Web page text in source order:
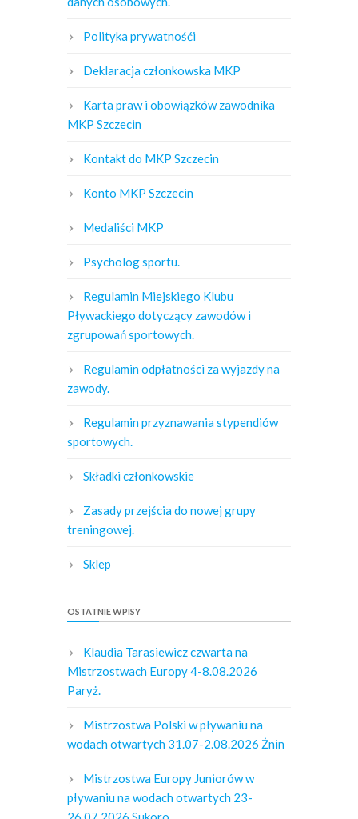
Polityka prywatnośći
Deklaracja członkowska MKP
Karta praw i obowiązków zawodnika
MKP Szczecin
Kontakt do MKP Szczecin
Konto MKP Szczecin
Medaliści MKP
Psycholog sportu.
Regulamin Miejskiego Klubu
Pływackiego dotyczący zawodów i
zgrupowań sportowych.
Regulamin odpłatności za wyjazdy na
zawody.
Regulamin przyznawania stypendiów
sportowych.
Składki członkowskie
Zasady przejścia do nowej grupy
treningowej.
Sklep
OSTATNIE WPISY
Klaudia Tarasiewicz czwarta na
Mistrzostwach Europy 4-8.08.2026
Paryż.
Mistrzostwa Polski w pływaniu na
wodach otwartych 31.07-2.08.2026 Żnin
Mistrzostwa Europy Juniorów w
pływaniu na wodach otwartych 23-